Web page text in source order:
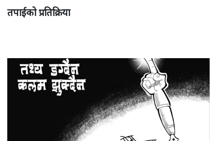
तपाईको प्रतिक्रिया